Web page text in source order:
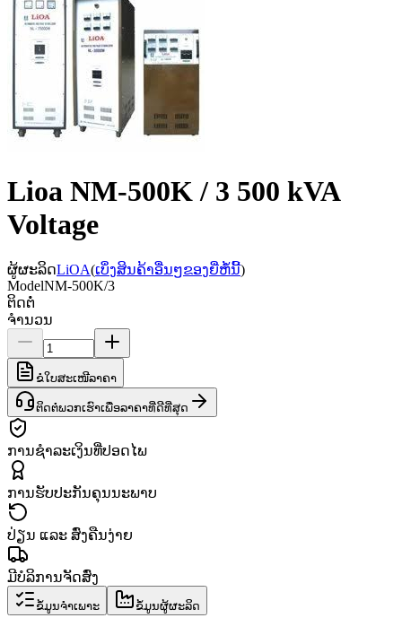
Lioa NM-500K / 3 500 kVA
Voltage
ຜູ້ຜະລິດLiOA(ເບິ່ງສິນຄ້າອື່ນໆຂອງຍີ່ຫໍ້ນີ້)
ModelNM-500K/3
ຕິດຕໍ່
ຈຳນວນ
ຂໍໃບສະເໜີລາຄາ
ຕິດຕໍ່ພວກເຮົາເພື່ອລາຄາທີ່ດີທີ່ສຸດ
ການຊຳລະເງິນທີ່ປອດໄພ
ການຮັບປະກັນຄຸນນະພາບ
ປ່ຽນ ແລະ ສົ່ງຄືນງ່າຍ
ມີບໍລິການຈັດສົ່ງ
ຂໍ້ມູນຈຳເພາະ ຂໍ້ມູນຜູ້ຜະລິດ